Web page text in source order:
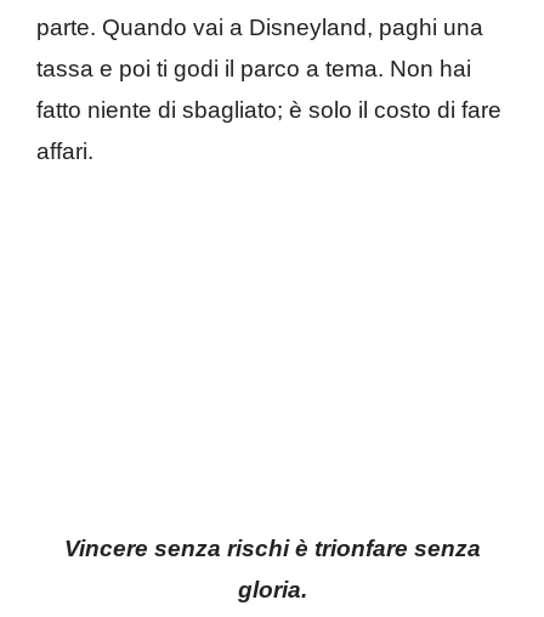
parte. Quando vai a Disneyland, paghi una
tassa e poi ti godi il parco a tema. Non hai
fatto niente di sbagliato; è solo il costo di fare
affari.
Vincere senza rischi è trionfare senza
gloria.